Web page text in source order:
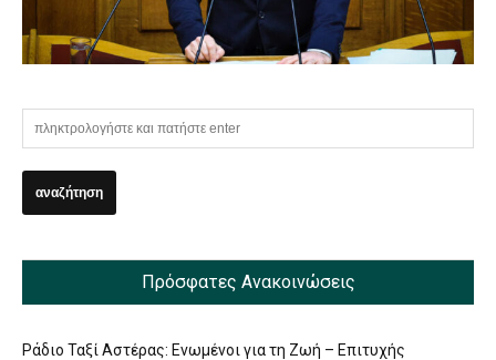
Πρόσφατες Ανακοινώσεις
Ράδιο Ταξί Αστέρας: Ενωμένοι για τη Ζωή – Επιτυχής